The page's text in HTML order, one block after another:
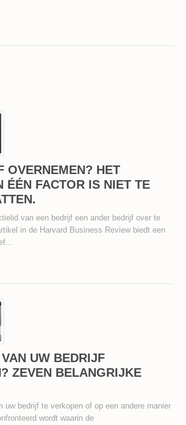
OVERNEMEN? HET
ÉÉN FACTOR IS NIET TE
van een bedrijf een ander bedrijf over te
in de Harvard Business Review biedt een
UW BEDRIJF
ZEVEN BELANGRIJKE
uw bedrijf te verkopen of op een andere manier
wordt waarin de